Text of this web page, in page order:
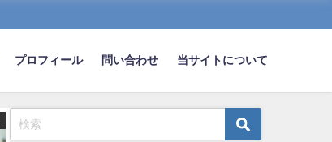
プロフィール 問い合わせ 当サイトについて